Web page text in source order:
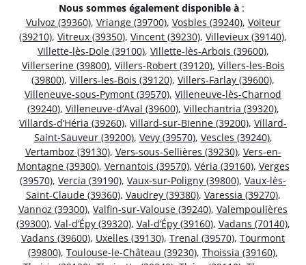
Nous sommes également disponible à :
Vulvoz (39360), Vriange (39700), Vosbles (39240), Voiteur
(39210), Vitreux (39350), Vincent (39230), Villevieux (39140),
Villette-lès-Dole (39100), Villette-lès-Arbois (39600),
Villerserine (39800), Villers-Robert (39120), Villers-les-Bois
(39800), Villers-les-Bois (39120), Villers-Farlay (39600),
Villeneuve-sous-Pymont (39570), Villeneuve-lès-Charnod
(39240), Villeneuve-d’Aval (39600), Villechantria (39320),
Villards-d’Héria (39260), Villard-sur-Bienne (39200), Villard-
Saint-Sauveur (39200), Vevy (39570), Vescles (39240),
Vertamboz (39130), Vers-sous-Sellières (39230), Vers-en-
Montagne (39300), Vernantois (39570), Véria (39160), Verges
(39570), Vercia (39190), Vaux-sur-Poligny (39800), Vaux-lès-
Saint-Claude (39360), Vaudrey (39380), Varessia (39270),
Vannoz (39300), Valfin-sur-Valouse (39240), Valempoulières
(39300), Val-d’Épy (39320), Val-d’Épy (39160), Vadans (70140),
Vadans (39600), Uxelles (39130), Trenal (39570), Tourmont
(39800), Toulouse-le-Château (39230), Thoissia (39160),